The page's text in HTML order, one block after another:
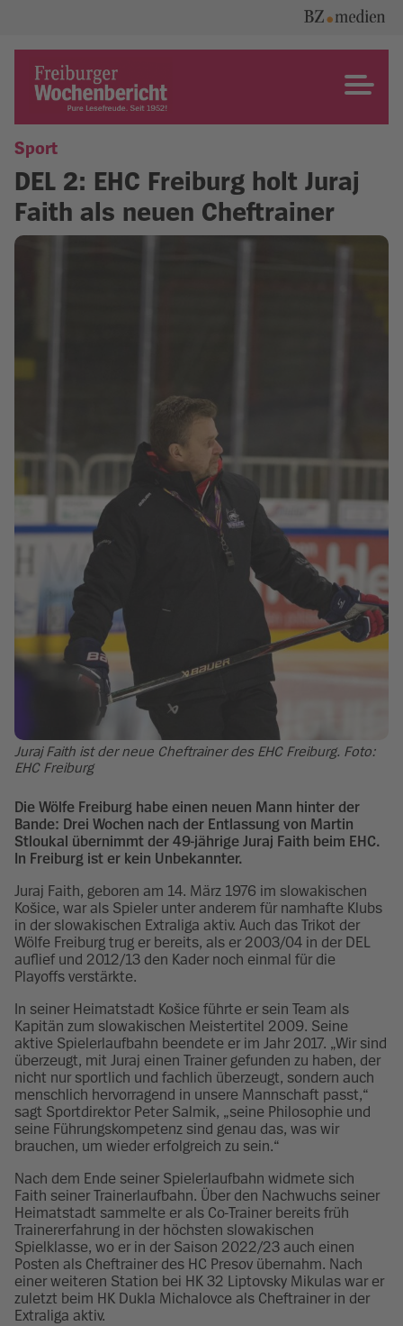
content
Freiburger Wochenbericht
Sport
DEL 2: EHC Freiburg holt Juraj
Faith als neuen Cheftrainer
Juraj Faith ist der neue Cheftrainer des EHC Freiburg. Foto:
EHC Freiburg
Die Wölfe Freiburg habe einen neuen Mann hinter der
Bande: Drei Wochen nach der Entlassung von Martin
Stloukal übernimmt der 49-jährige Juraj Faith beim EHC.
In Freiburg ist er kein Unbekannter.
Juraj Faith, geboren am 14. März 1976 im slowakischen
Košice, war als Spieler unter anderem für namhafte Klubs
in der slowakischen Extraliga aktiv. Auch das Trikot der
Wölfe Freiburg trug er bereits, als er 2003/04 in der DEL
auflief und 2012/13 den Kader noch einmal für die
Playoffs verstärkte.
In seiner Heimatstadt Košice führte er sein Team als
Kapitän zum slowakischen Meistertitel 2009. Seine
aktive Spielerlaufbahn beendete er im Jahr 2017. „Wir sind
überzeugt, mit Juraj einen Trainer gefunden zu haben, der
nicht nur sportlich und fachlich überzeugt, sondern auch
menschlich hervorragend in unsere Mannschaft passt,“
sagt Sportdirektor Peter Salmik, „seine Philosophie und
seine Führungskompetenz sind genau das, was wir
brauchen, um wieder erfolgreich zu sein.“
Nach dem Ende seiner Spielerlaufbahn widmete sich
Faith seiner Trainerlaufbahn. Über den Nachwuchs seiner
Heimatstadt sammelte er als Co-Trainer bereits früh
Trainererfahrung in der höchsten slowakischen
Spielklasse, wo er in der Saison 2022/23 auch einen
Posten als Cheftrainer des HC Presov übernahm. Nach
einer weiteren Station bei HK 32 Liptovsky Mikulas war er
zuletzt beim HK Dukla Michalovce als Cheftrainer in der
Extraliga aktiv.